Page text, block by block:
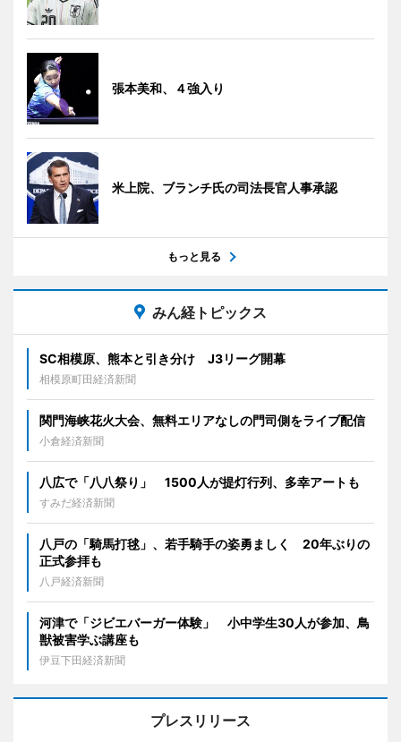
張本美和、４強入り
米上院、ブランチ氏の司法長官人事承認
もっと見る
みん経トピックス
SC相模原、熊本と引き分け J3リーグ開幕
相模原町田経済新聞
関門海峡花火大会、無料エリアなしの門司側をライブ配信
小倉経済新聞
八広で「八八祭り」 1500人が提灯行列、多幸アートも
すみだ経済新聞
八戸の「騎馬打毬」、若手騎手の姿勇ましく 20年ぶりの
正式参拝も
八戸経済新聞
河津で「ジビエバーガー体験」 小中学生30人が参加、鳥
獣被害学ぶ講座も
伊豆下田経済新聞
プレスリリース